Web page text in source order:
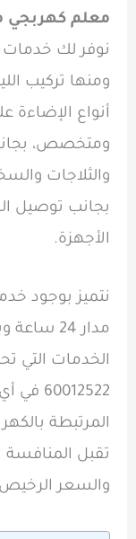
معلم كهربجي
نوفر لك خدمات
ومنها تركيب
أنواع الإضاءة
ومتخصص،
والثلاجات
بجانب توصيل
الأجهزة.
نتميز بوجود
مدار 24
الخدمات التي
المرتبطة
تقبل المنافسة
والسعر